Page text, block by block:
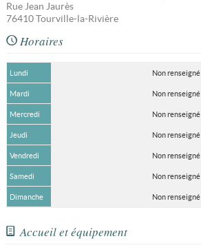
Rue Jean Jaurès
76410 Tourville-la-Rivière
Horaires
Lundi Non renseigné
Mardi Non renseigné
Mercredi Non renseigné
Jeudi Non renseigné
Vendredi Non renseigné
Samedi Non renseigné
Dimanche Non renseigné
Accueil et équipement